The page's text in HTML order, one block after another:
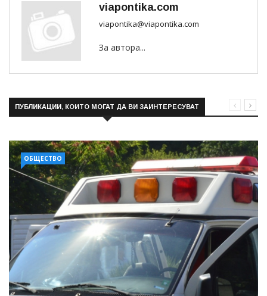
viapontika.com
viapontika@viapontika.com
За автора...
ПУБЛИКАЦИИ, КОИТО МОГАТ ДА ВИ ЗАИНТЕРЕСУВАТ
ОБЩЕСТВО